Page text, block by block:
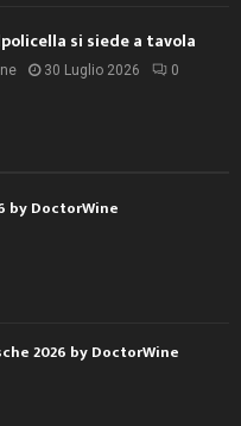
si siede a tavola
30 Luglio 2026 0
by DoctorWine
2026 by DoctorWine